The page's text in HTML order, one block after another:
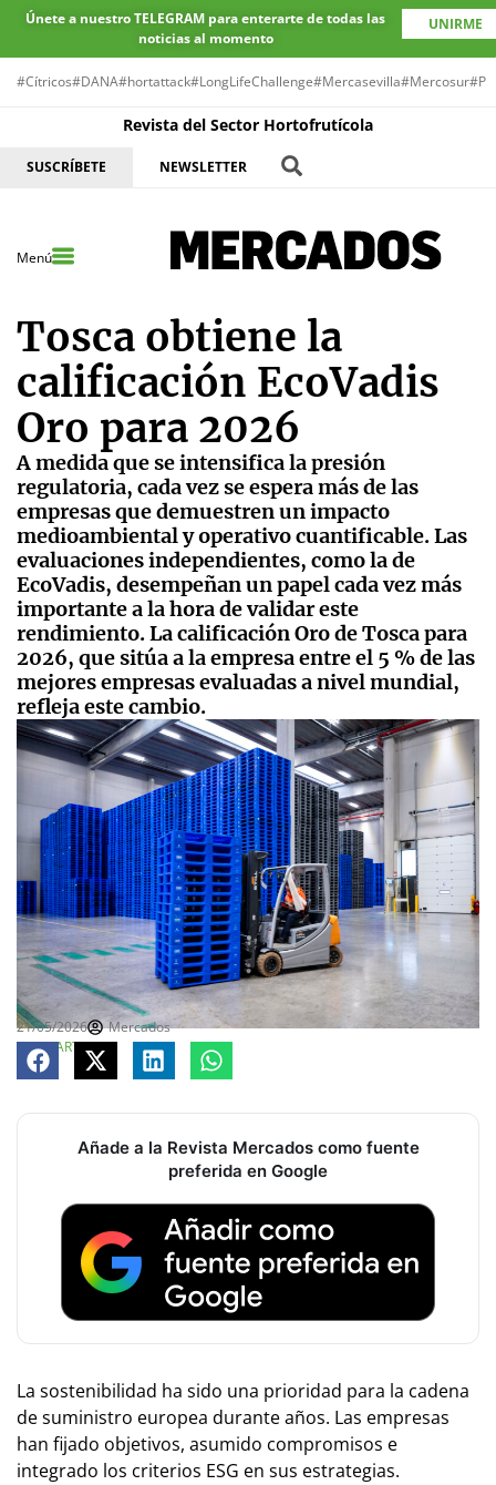
Únete a nuestro TELEGRAM para enterarte de todas las
noticias al momento
UNIRME
#Cítricos#DANA#hortattack#LongLifeChallenge#Mercasevilla#Mercosur
Revista del Sector Hortofrutícola
SUSCRÍBETE NEWSLETTER
Menú
Tosca obtiene la
calificación EcoVadis
Oro para 2026
A medida que se intensifica la presión
regulatoria, cada vez se espera más de las
empresas que demuestren un impacto
medioambiental y operativo cuantificable. Las
evaluaciones independientes, como la de
EcoVadis, desempeñan un papel cada vez más
importante a la hora de validar este
rendimiento. La calificación Oro de Tosca para
2026, que sitúa a la empresa entre el 5 % de las
mejores empresas evaluadas a nivel mundial,
refleja este cambio.
21/05/2026
Mercados
COMPARTE
Añade a la Revista Mercados como fuente
preferida en Google
La sostenibilidad ha sido una prioridad para la cadena
de suministro europea durante años. Las empresas
han fijado objetivos, asumido compromisos e
integrado los criterios ESG en sus estrategias.